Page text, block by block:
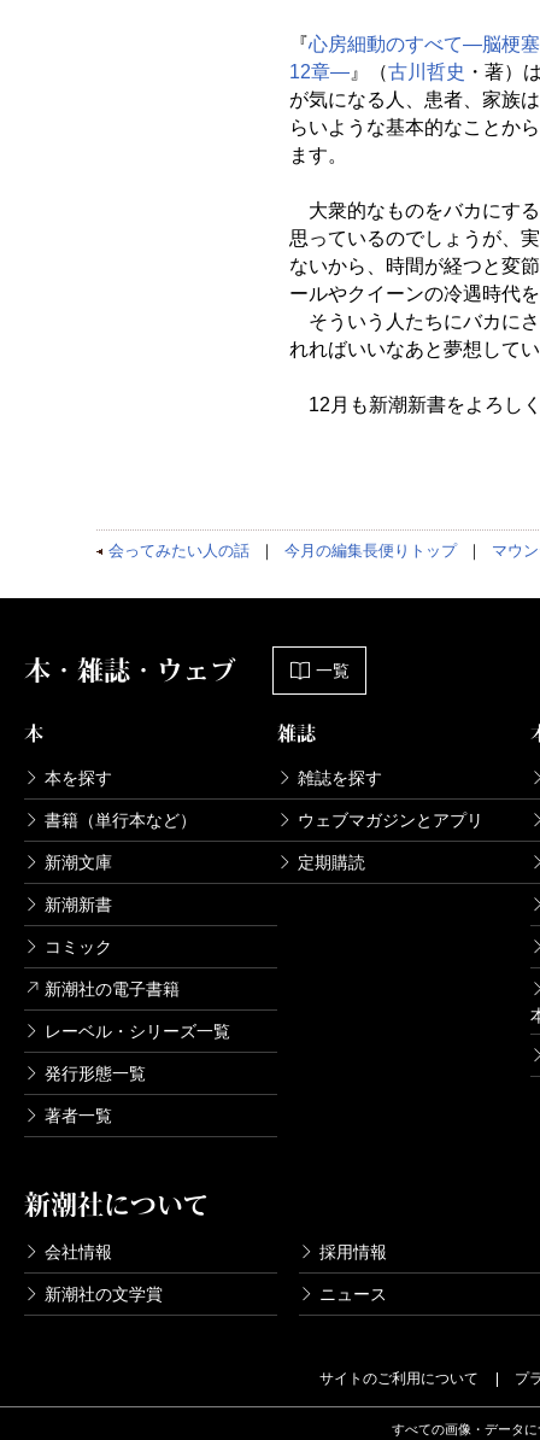
『心房細動のすべて―脳梗
12章― 』（古川哲史 ・著）
が気になる人、患者、家族
らいような基本的なことか
ます。
大衆的なものをバカにす
思っているのでしょうが、
ないから、時間が経つと変
ールやクイーンの冷遇時代
そういう人たちにバカに
れればいいなあと夢想して
12月も新潮新書をよろし
会ってみたい人の話 ｜ 今月の編集長便りトップ｜ マウ
本・雑誌・ウェブ 一覧
本
本を探す
書籍（単行本など）
新潮文庫
新潮新書
コミック
新潮社の電子書籍
レーベル・シリーズ一覧
発行形態一覧
著者一覧
雑誌
雑誌を探す
ウェブマガジンとアプリ
定期購読
新潮社について
会社情報 採用情報
新潮社の文学賞 ニュース
サイトのご利用について プ
すべての画像・データ